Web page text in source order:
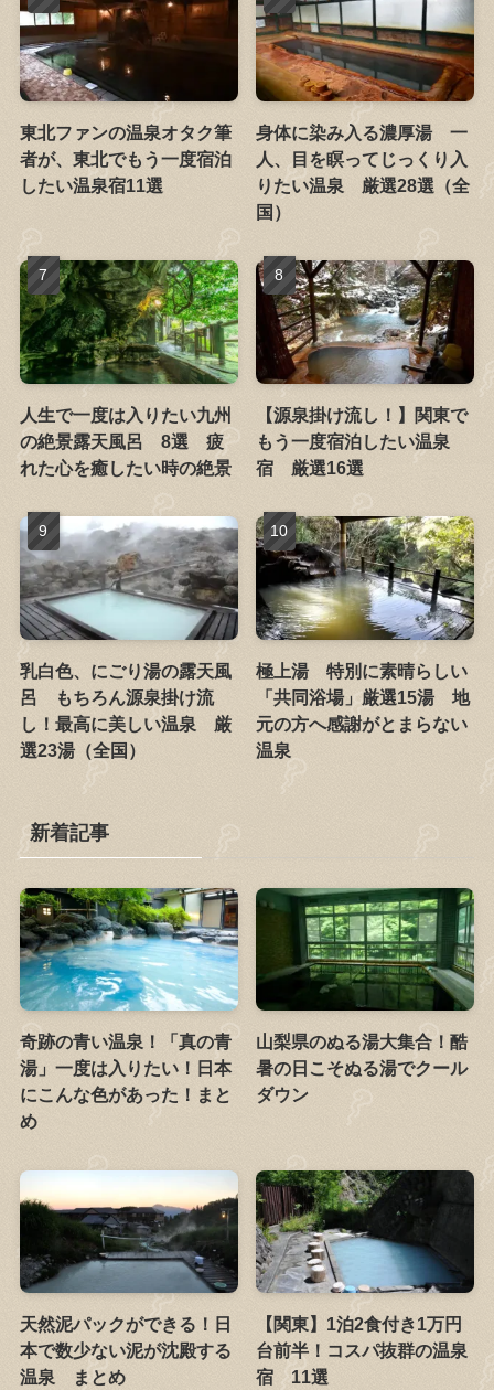
東北ファンの温泉オタク筆
者が、東北でもう一度宿泊
したい温泉宿11選
身体に染み入る濃厚湯 一
人、目を瞑ってじっくり入
りたい温泉 厳選28選（全
国）
人生で一度は入りたい九州
の絶景露天風呂 8選 疲
れた心を癒したい時の絶景
【源泉掛け流し！】関東で
もう一度宿泊したい温泉
宿 厳選16選
乳白色、にごり湯の露天風
呂 もちろん源泉掛け流
し！最高に美しい温泉 厳
選23湯（全国）
極上湯 特別に素晴らしい
「共同浴場」厳選15湯 地
元の方へ感謝がとまらない
温泉
新着記事
奇跡の青い温泉！「真の青
湯」一度は入りたい！日本
にこんな色があった！まと
め
山梨県のぬる湯大集合！酷
暑の日こそぬる湯でクール
ダウン
天然泥パックができる！日
本で数少ない泥が沈殿する
温泉 まとめ
【関東】1泊2食付き1万円
台前半！コスパ抜群の温泉
宿 11選